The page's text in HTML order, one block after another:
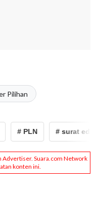
Pilihan
# PLN # surat edaran